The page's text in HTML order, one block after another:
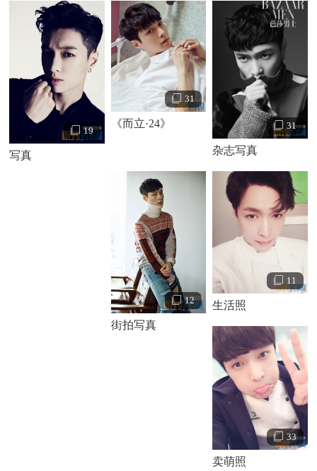
19
写真
31
《而立·24》 31
杂志写真
12
街拍写真
11
生活照
33
卖萌照